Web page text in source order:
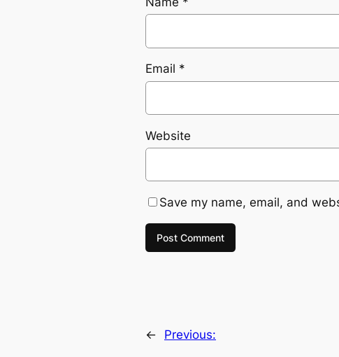
Email *
Website
Save my name, email, and
← Previous: